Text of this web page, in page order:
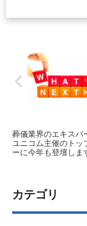
葬儀業界のエキスパ
ユニコム主催のトッ
ーに今年も登壇しま
カテゴリ